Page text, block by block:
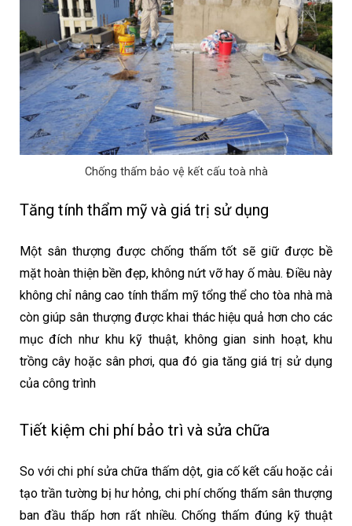
Chống thấm bảo vệ kết cấu toà nhà
Tăng tính thẩm mỹ và giá trị sử dụng
Một sân thượng được chống thấm tốt sẽ giữ được bề
mặt hoàn thiện bền đẹp, không nứt vỡ hay ố màu. Điều này
không chỉ nâng cao tính thẩm mỹ tổng thể cho tòa nhà mà
còn giúp sân thượng được khai thác hiệu quả hơn cho các
mục đích như khu kỹ thuật, không gian sinh hoạt, khu
trồng cây hoặc sân phơi, qua đó gia tăng giá trị sử dụng
của công trình
Tiết kiệm chi phí bảo trì và sửa chữa
So với chi phí sửa chữa thấm dột, gia cố kết cấu hoặc cải
tạo trần tường bị hư hỏng, chi phí chống thấm sân thượng
ban đầu thấp hơn rất nhiều. Chống thấm đúng kỹ thuật